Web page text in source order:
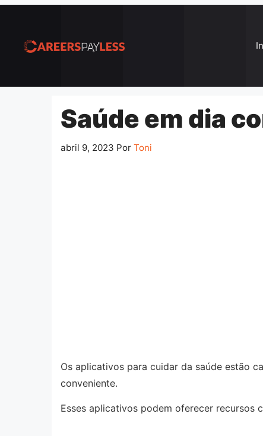
conteúdo
Saúde em dia
abril 9, 2023 Por Toni
Os aplicativos para cuidar da saúde estão
conveniente.
Esses aplicativos podem oferecer recursos